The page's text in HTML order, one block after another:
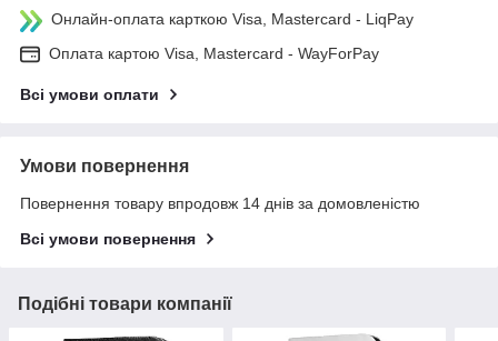
Онлайн-оплата карткою Visa, Mastercard - LiqPay
Оплата картою Visa, Mastercard - WayForPay
Всі умови оплати
Умови повернення
Повернення товару впродовж 14 днів за домовленістю
Всі умови повернення
Подібні товари компанії